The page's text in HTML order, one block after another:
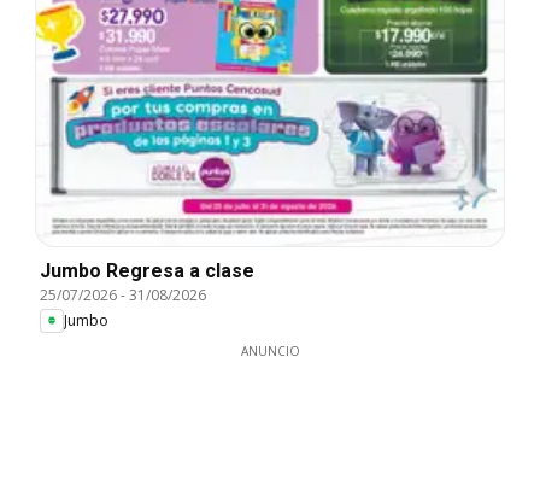
Jumbo Regresa a clase
25/07/2026-31/08/2026
Jumbo
ANUNCIO